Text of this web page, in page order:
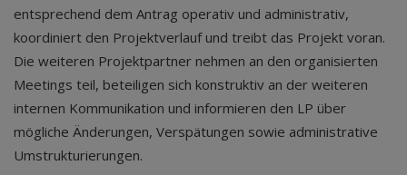
entsprechend dem Antrag operativ und administrativ,
koordiniert den Projektverlauf und treibt das Projekt voran.
Die weiteren Projektpartner nehmen an den organisierten
Meetings teil, beteiligen sich konstruktiv an der weiteren
internen Kommunikation und informieren den LP über
mögliche Änderungen, Verspätungen sowie administrative
Umstrukturierungen.